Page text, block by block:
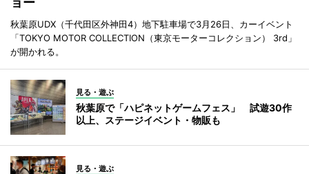
秋葉原UDX（千代田区外神田4）地下駐車場で3月26日、カーイベント
「TOKYO MOTOR COLLECTION（東京モーターコレクション） 3rd」
が開かれる。
見る・遊ぶ
秋葉原で「ハピネットゲームフェス」 試遊30作
以上、ステージイベント・物販も
見る・遊ぶ